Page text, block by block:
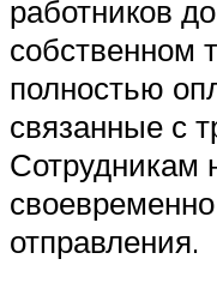
работников
собственном
полностью
связанные с
Сотрудникам
отправления.